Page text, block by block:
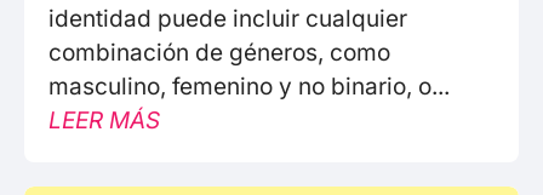
identidad puede incluir cualquier
combinación de géneros, como
masculino, femenino y no binario, o...
LEER MÁS